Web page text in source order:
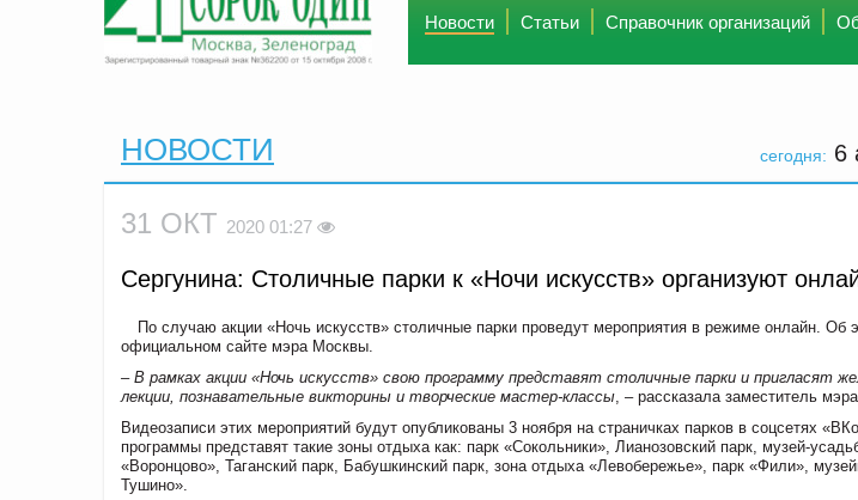
Новости Статьи Справочник организаций
сегодня: 6
НОВОСТИ
31 ОКТ 2020 01:27
Сергунина: Столичные парки к «Ночи искусств» организуют
По случаю акции «Ночь искусств» столичные парки проведут мероприятия в режиме онлайн. Об
официальном сайте мэра Москвы.
– В рамках акции «Ночь искусств» свою программу представят столичные парки и пригласят
лекции, познавательные викторины и творческие мастер-классы , – рассказала заместитель
Видеозаписи этих мероприятий будут опубликованы 3 ноября на страничках парков в соцсетях
программы представят такие зоны отдыха как: парк «Сокольники», Лианозовский парк, музей-
«Воронцово», Таганский парк, Бабушкинский парк, зона отдыха «Левобережье», парк «Фили»,
Тушино».